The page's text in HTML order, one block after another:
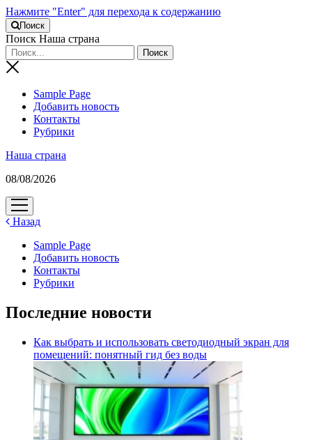
Нажмите "Enter" для перехода к содержанию
Поиск
Поиск Наша страна
Sample Page
Добавить новость
Контакты
Рубрики
Наша страна
08/08/2026
открыть
меню
Назад
Sample Page
Добавить новость
Контакты
Рубрики
Последние новости
Как выбрать и использовать светодиодный экран для
помещений: понятный гид без воды